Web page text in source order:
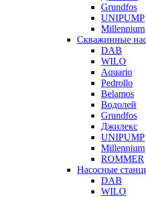
Grundfos
UNIPUMP
Millennium
Скважинные
DAB
WILO
Aquario
Pedrollo
Belamos
Водолей
Grundfos
Джилекс
UNIPUMP
Millennium
ROMMER
Насосные
DAB
WILO